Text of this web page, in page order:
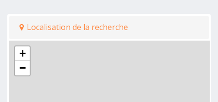
Localisation de la recherche
+
−